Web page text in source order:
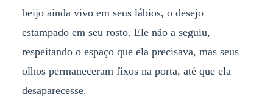
beijo ainda vivo em seus lábios, o desejo
estampado em seu rosto. Ele não a seguiu,
respeitando o espaço que ela precisava, mas seus
olhos permaneceram fixos na porta, até que ela
desaparecesse.